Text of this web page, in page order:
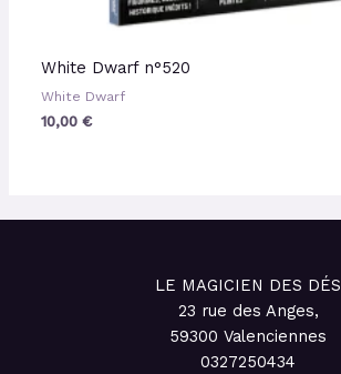
White Dwarf n°520
White Dwarf
10,00€
LE MAGICIEN DES DÉS
23 rue des Anges,
59300 Valenciennes
0327250434